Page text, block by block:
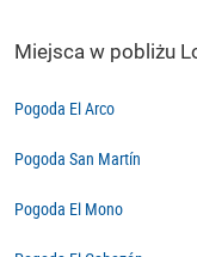
Miejsca w pobliżu
Pogoda El Arco
Pogoda San Martín
Pogoda El Mono